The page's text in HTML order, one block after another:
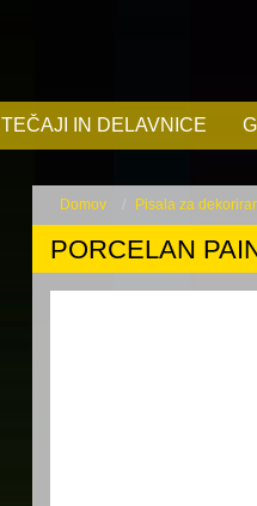
TEČAJI IN DELAVNICE
Domov Pisala za
PORCELAN